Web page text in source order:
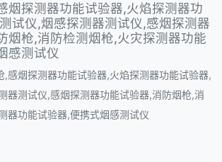
烟探测器功能试验器,火焰探测器功
试仪,烟感探测器测试仪,感烟探测器
烟枪,消防检测烟枪,火灾探测器功能
感测试仪
,感烟探测器功能试验器,火焰探测器功能试验器,
器测试仪,感烟探测器功能试验器,消防烟枪,消
器功能试验器,便携式烟感测试仪